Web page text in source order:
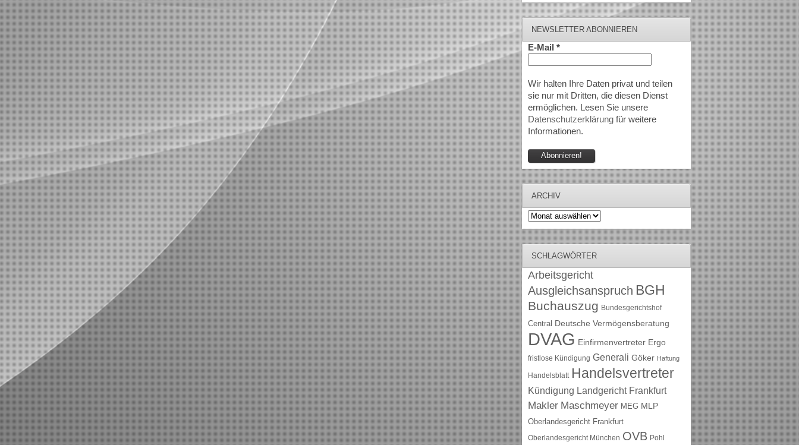
NEWSLETTER ABONNIEREN
E-Mail *
Wir halten Ihre Daten privat und teilen
sie nur mit Dritten, die diesen Dienst
ermöglichen. Lesen Sie unsere
Datenschutzerklärungfür weitere
Informationen.
ARCHIV
Archiv
SCHLAGWÖRTER
Arbeitsgericht
Ausgleichsanspruch BGH
Buchauszug Bundesgerichtshof
Central Deutsche Vermögensberatung
DVAG Einfirmenvertreter Ergo
fristlose Kündigung Generali Göker Haftung
Handelsblatt Handelsvertreter
Kündigung Landgericht Frankfurt
Makler Maschmeyer MEG MLP
Oberlandesgericht Frankfurt
Oberlandesgericht München OVB Pohl